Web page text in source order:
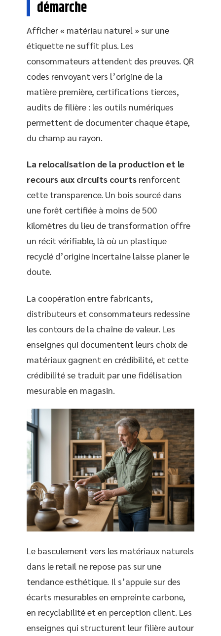
démarche
Afficher « matériau naturel » sur une
étiquette ne suffit plus. Les
consommateurs attendent des preuves. QR
codes renvoyant vers l’origine de la
matière première, certifications tierces,
audits de filière : les outils numériques
permettent de documenter chaque étape,
du champ au rayon.
La relocalisation de la production et le
recours aux circuits courts renforcent
cette transparence. Un bois sourcé dans
une forêt certifiée à moins de 500
kilomètres du lieu de transformation offre
un récit vérifiable, là où un plastique
recyclé d’origine incertaine laisse planer le
doute.
La coopération entre fabricants,
distributeurs et consommateurs redessine
les contours de la chaîne de valeur. Les
enseignes qui documentent leurs choix de
matériaux gagnent en crédibilité, et cette
crédibilité se traduit par une fidélisation
mesurable en magasin.
Le basculement vers les matériaux naturels
dans le retail ne repose pas sur une
tendance esthétique. Il s’appuie sur des
écarts mesurables en empreinte carbone,
en recyclabilité et en perception client. Les
enseignes qui structurent leur filière autour